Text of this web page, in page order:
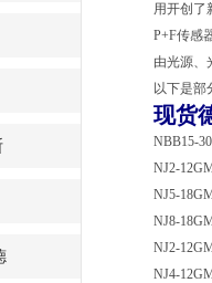
用开创了
P+F传感
由光源、
以下是部
现货
NBB15-
NJ2-
NJ5-
NJ8-
NJ2-
NJ4-